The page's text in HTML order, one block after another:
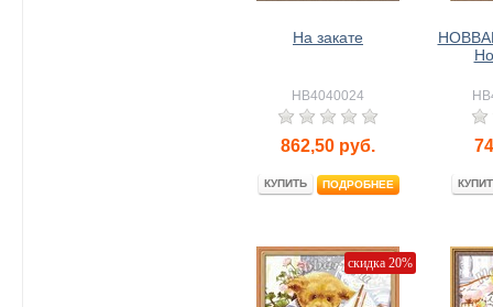
На закате
HB4040024
862,50 руб.
КУПИТЬ ПОДРОБНЕЕ
скидка 20%